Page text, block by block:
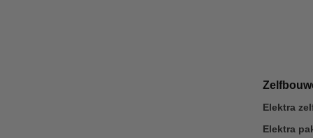
Elektra
Elektra